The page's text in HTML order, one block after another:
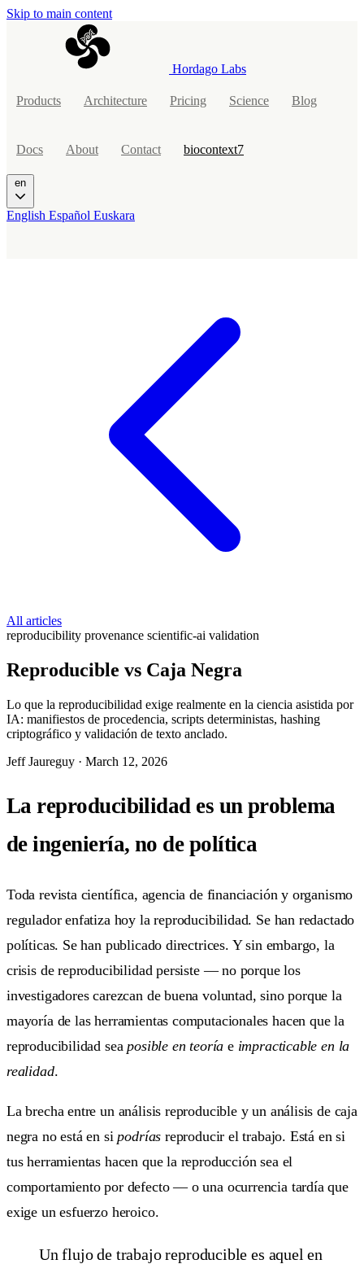
Skip to main content
Hordago Labs
Products Architecture Pricing Science Blog
Docs About Contact biocontext7
en
English Español Euskara
All articles
reproducibility provenance scientific-ai validation
Reproducible vs Caja Negra
Lo que la reproducibilidad exige realmente en la ciencia asistida por
IA: manifiestos de procedencia, scripts deterministas, hashing
criptográfico y validación de texto anclado.
Jeff Jaureguy · March 12, 2026
La reproducibilidad es un problema
de ingeniería, no de política
Toda revista científica, agencia de financiación y organismo
regulador enfatiza hoy la reproducibilidad. Se han redactado
políticas. Se han publicado directrices. Y sin embargo, la
crisis de reproducibilidad persiste — no porque los
investigadores carezcan de buena voluntad, sino porque la
mayoría de las herramientas computacionales hacen que la
reproducibilidad sea posible en teoría e impracticable en la
realidad.
La brecha entre un análisis reproducible y un análisis de caja
negra no está en si podrías reproducir el trabajo. Está en si
tus herramientas hacen que la reproducción sea el
comportamiento por defecto — o una ocurrencia tardía que
exige un esfuerzo heroico.
Un flujo de trabajo reproducible es aquel en